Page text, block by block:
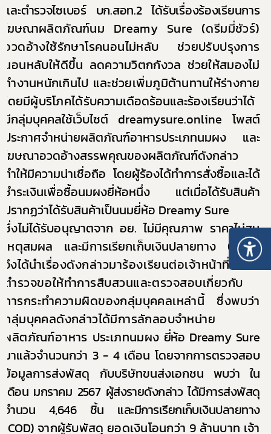
และตำรวจไซเบอร์ บก.สอท.2 ได้รับเรื่องร้องเรียนการ
โฆษณาผลิตภัณฑ์นม Dreamy Sure (ดรีมมี่ชัวร์)
อวดอ้างใช้รักษาโรคนอนไม่หลับ ช่วยปรับปรุงการ
นอนหลับให้ดีขึ้น ลดความวิตกกังวล ช่วยให้สมองไม่
ทำงานหนักเกินไป และช่วยเพิ่มภูมิต้านทานให้ร่างกาย
โดยมีผู้บริโภคได้รับความเดือดร้อนและร้องเรียนว่าได้
มีกลุ่มบุคคลใช้เว็บไซต์dreamysure.online โพสต์
ประกาศจำหน่ายผลิตภัณฑ์อาหารประเภทนมผง และ
โฆษณาอวดอ้างสรรพคุณของผลิตภัณฑ์ดังกล่าว
ทำให้มีความน่าเชื่อถือ โดยผู้ร้องได้ทำการสั่งซื้อและได้
ชำระเงินเพื่อซื้อนมผงยี่ห้อหนึ่ง แต่เมื่อได้รับสินค้า
ปรากฏว่าได้รับสินค้าเป็นนมยี่ห้อ Dreamy Sure
ซึ่งไม่ได้รับอนุญาตจาก อย. ไม่มีคุณภาพ ราคาไม่สม
เหตุสมผล และมีการเรียกเก็บเงินปลายทาง ( COD)
จึงได้นำเรื่องดังกล่าวมาร้องเรียนต่อเจ้าหน้าที่
ตำรวจขอให้ทำการสืบสวนและตรวจสอบเกี่ยวกับ
การกระทำความผิดของกลุ่มบุคคลเหล่านี้ ซึ่งพบว่า
กลุ่มบุคคลดังกล่าวได้มีการลักลอบจำหน่าย
ผลิตภัณฑ์อาหาร ประเภทนมผง ยี่ห้อ Dreamy Sure
มาแล้วจำนวนกว่า 3 - 4 เดือน โดยจากการตรวจสอบ
ข้อมูลการส่งพัสดุ กับบริษัทขนส่งเอกชน พบว่า ใน
เดือน มกราคม 2567 ผู้ส่งรายดังกล่าว ได้มีการส่งพัสดุ
จำนวน 4,646 ชิ้น และมีการเรียกเก็บเงินปลายทาง
COD) จากผู้รับพัสดุ ยอดเงินโอนกว่า 9 ล้านบาท เจ้า